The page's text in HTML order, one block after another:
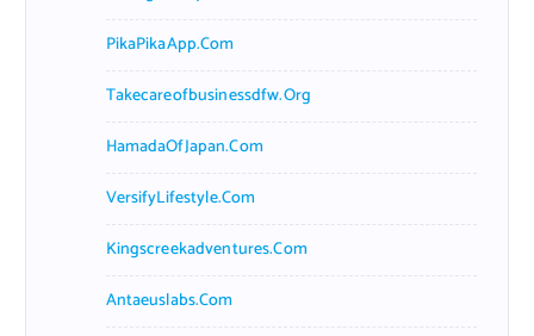
PikaPikaApp.com
Takecareofbusinessdfw.org
HamadaOfJapan.com
VersifyLifestyle.com
Kingscreekadventures.com
Antaeuslabs.com